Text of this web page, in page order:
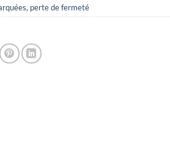
perte de fermeté